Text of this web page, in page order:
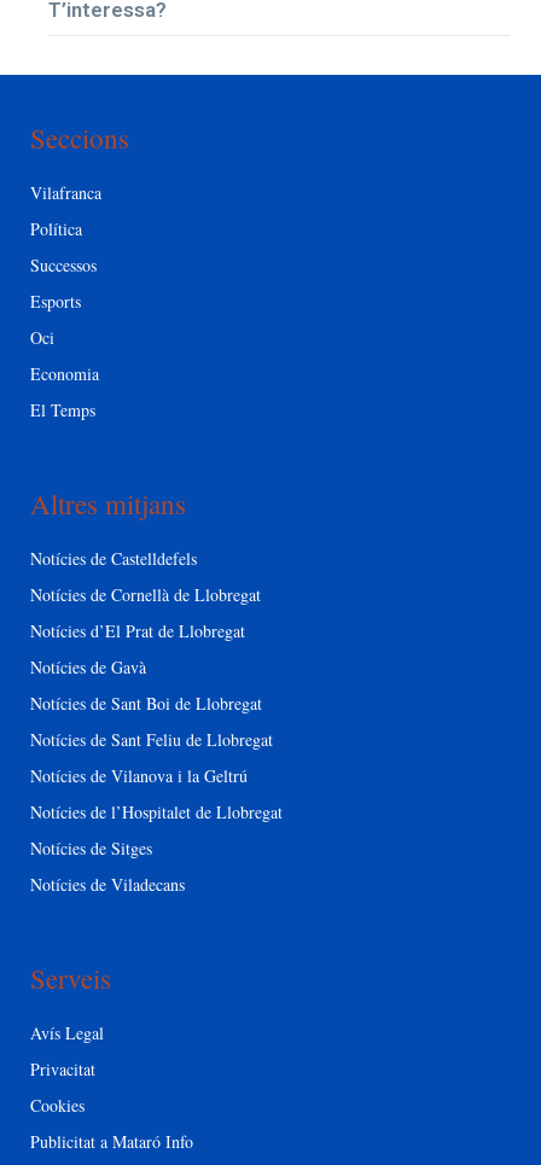
T’interessa?
Seccions
Vilafranca
Política
Successos
Esports
Oci
Economia
El Temps
Altres mitjans
Notícies de Castelldefels
Notícies de Cornellà de Llobregat
Notícies d’El Prat de Llobregat
Notícies de Gavà
Notícies de Sant Boi de Llobregat
Notícies de Sant Feliu de Llobregat
Notícies de Vilanova i la Geltrú
Notícies de l’Hospitalet de Llobregat
Notícies de Sitges
Notícies de Viladecans
Serveis
Avís Legal
Privacitat
Cookies
Publicitat a Mataró Info